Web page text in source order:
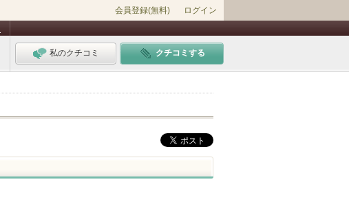
会員登録(無料) ログイン
私のクチコミ クチコミする